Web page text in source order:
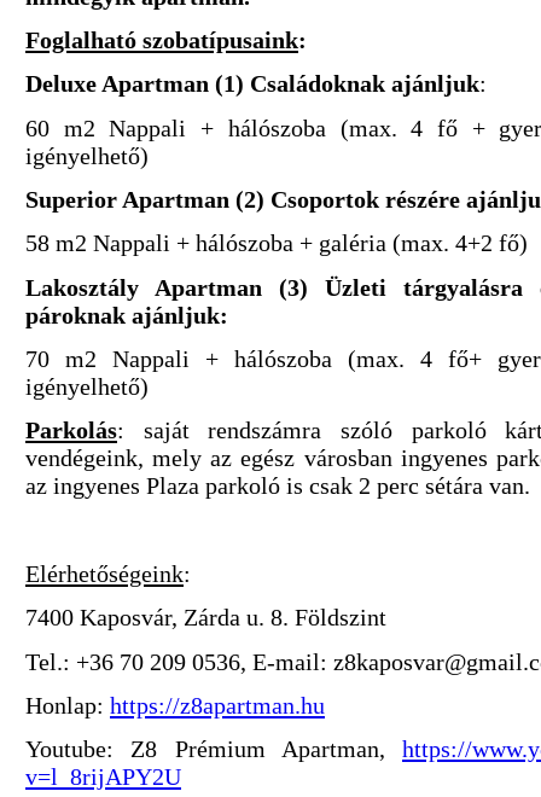
Foglalható szobatípusaink:
Deluxe Apartman (1) Családoknak ajánljuk:
60 m2 Nappali + hálószoba (max. 4 fő +
igényelhető)
Superior Apartman (2) Csoportok részére
58 m2 Nappali + hálószoba + galéria (max. 4+2 fő)
Lakosztály Apartman (3) Üzleti tárgyalásra
pároknak ajánljuk:
70 m2 Nappali + hálószoba (max. 4 fő+
igényelhető)
Parkolás: saját rendszámra szóló parkoló
vendégeink, mely az egész városban ingyenes
az ingyenes Plaza parkoló is csak 2 perc sétára van.
Elérhetőségeink:
7400 Kaposvár, Zárda u. 8. Földszint
Tel.: +36 70 209 0536, E-mail:
Honlap: https://z8apartman.hu
Youtube: Z8 Prémium Apartman, https://
v=l_8rijAPY2U